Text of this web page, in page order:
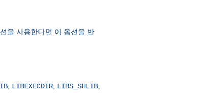
을 사용한다면 이 옵션을 반
LIBEXECDIR LIBS_SHLIB